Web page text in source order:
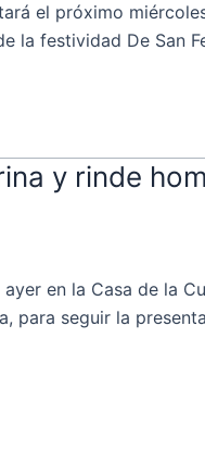
el próximo
festividad De San
y rinde
en la Casa de la
para seguir la